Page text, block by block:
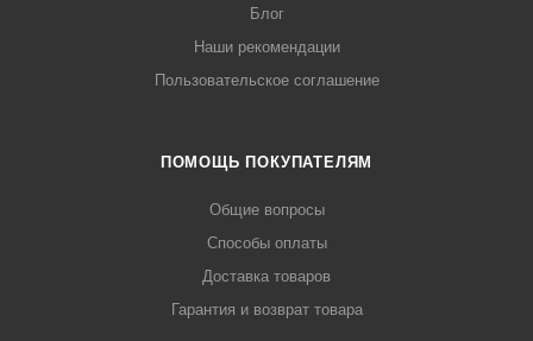
Блог
Наши рекомендации
Пользовательское соглашение
ПОМОЩЬ ПОКУПАТЕЛЯМ
Общие вопросы
Способы оплаты
Доставка товаров
Гарантия и возврат товара